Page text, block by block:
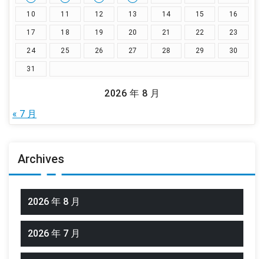
2026 年 8 月
10 11 12 13 14 15 16
17 18 19 20 21 22 23
24 25 26 27 28 29 30
31
« 7 月
Archives
2026 年 8 月
2026 年 7 月